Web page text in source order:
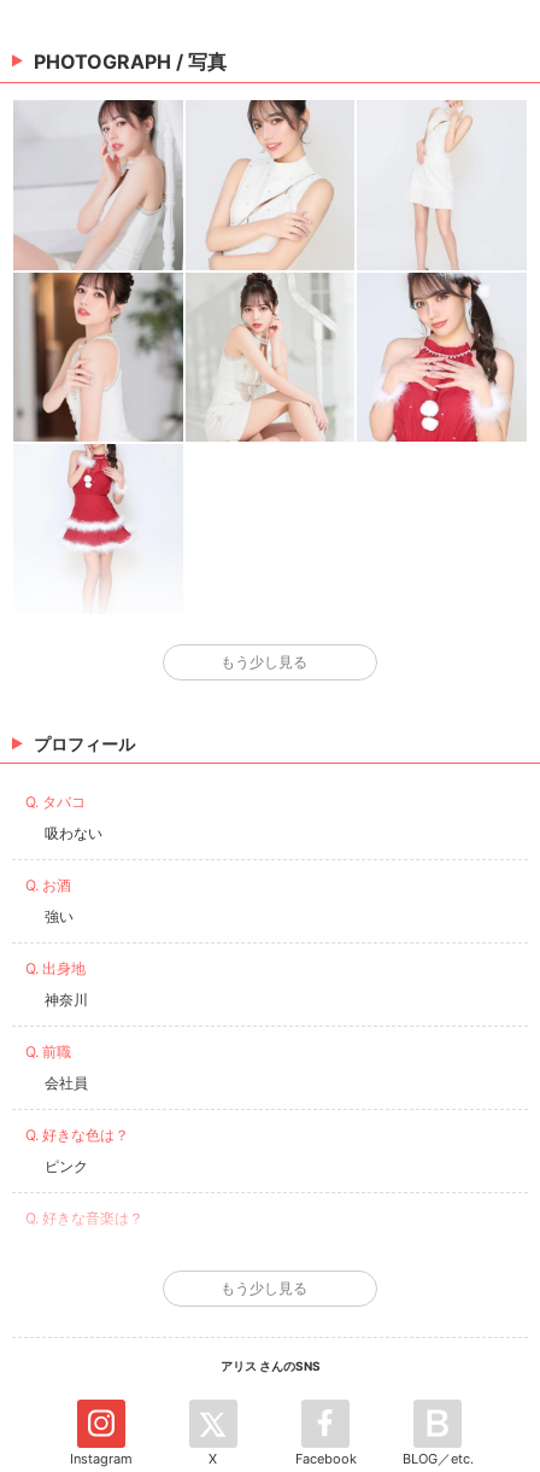
08/15（土） 要確認
※情報はあくまで予定でキャストまたは出勤情報は一部です。詳細はお店にお問い合わせく
PHOTOGRAPH / 写真
もう少し見る
プロフィール
Q. タバコ
吸わない
Q. お酒
強い
Q. 出身地
神奈川
Q. 前職
会社員
Q. 好きな色は？
ピンク
Q. 好きな音楽は？
バーレスク
Q. 好きな食べ物は？
もう少し見る
アリス さんのSNS
Instagram X Facebook BLOG／etc.